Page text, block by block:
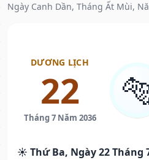
Ngày Canh Dần, Tháng Ất Mùi,
DƯƠNG LỊCH
22
Tháng 7 Năm 2036
☀️ Thứ Ba, Ngày 22 Tháng